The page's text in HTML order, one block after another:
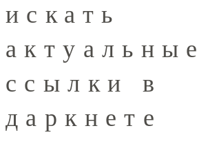
искать
актуальные
ссылки в
даркнете